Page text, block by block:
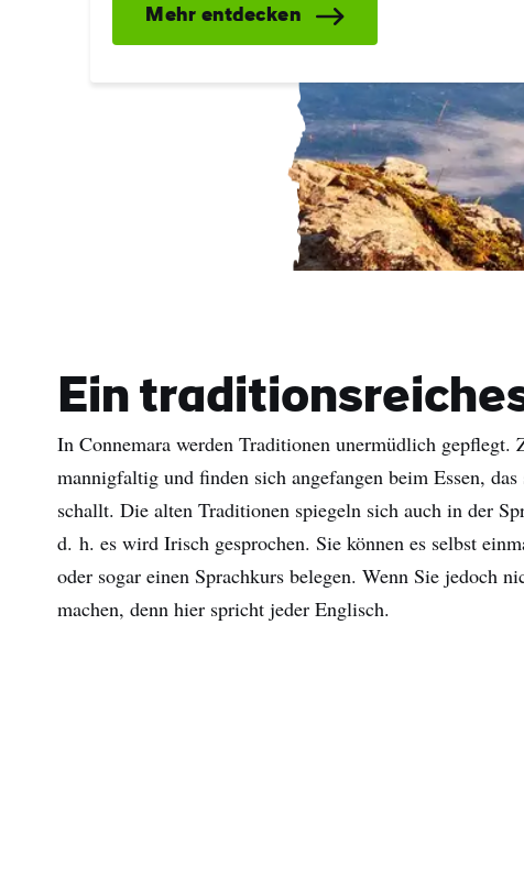
Mehr entdecken
Ein
In Connemara werden Traditionen unermüdlich
mannigfaltig und finden sich angefangen beim Essen,
schallt. Die alten Traditionen spiegeln sich auch in der
d. h. es wird Irisch gesprochen. Sie können es selbst
oder sogar einen Sprachkurs belegen. Wenn Sie jedoch
machen, denn hier spricht jeder Englisch.